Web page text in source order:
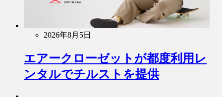
2026年8月5日
エアークローゼットが都度利用レ
ンタルでチルストを提供